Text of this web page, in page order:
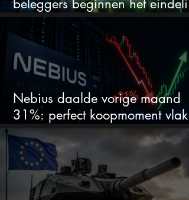
beleggers beginnen het eindelijk
te zien
Nebius daalde vorige maand
31%: perfect koopmoment vlak
voor kwartaalcijfers?